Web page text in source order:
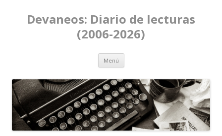
Devaneos: Diario de lecturas
(2006-2026)
Menú Ir al contenido